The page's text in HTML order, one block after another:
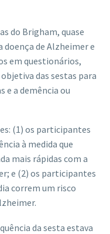
do Brigham, quase
de Alzheimer e
em questionários,
das sestas para
e a demência ou
(1) os participantes
à medida que
mais rápidas com a
e (2) os participantes
correm um risco
da sesta estava